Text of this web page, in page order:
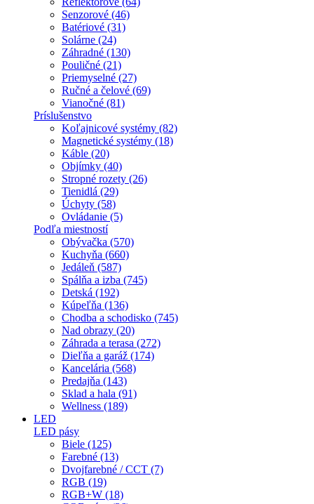
Senzorové (46)
Batériové (31)
Solárne (24)
Záhradné (130)
Pouličné (21)
Priemyselné (27)
Ručné a čelové (69)
Vianočné (81)
Príslušenstvo
Koľajnicové systémy (82)
Magnetické systémy (18)
Káble (20)
Objímky (40)
Stropné rozety (26)
Tienidlá (29)
Úchyty (58)
Ovládanie (5)
Podľa miestností
Obývačka (570)
Kuchyňa (660)
Jedáleň (587)
Spálňa a izba (745)
Detská (192)
Kúpeľňa (136)
Chodba a schodisko (745)
Nad obrazy (20)
Záhrada a terasa (272)
Dieľňa a garáž (174)
Kancelária (568)
Predajňa (143)
Sklad a hala (91)
Wellness (189)
LED
LED pásy
Biele (125)
Farebné (13)
Dvojfarebné / CCT (7)
RGB (19)
RGB+W (18)